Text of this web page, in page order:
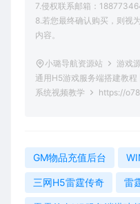
7.侵权联系邮箱：
8.若您最终确认购买，则视
内容。
小璐导航资源站 游戏
通用H5游戏服务端搭建教
系统视频教学
https://
GM物品充值后台
三网H5雷霆传奇 雷